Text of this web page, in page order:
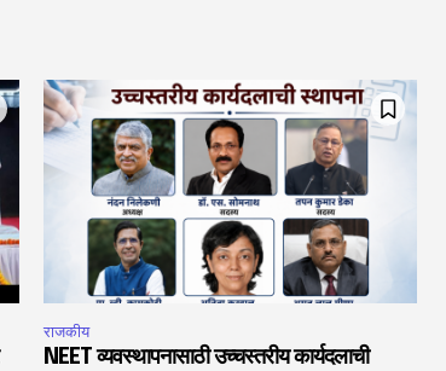
राजकीय
NEET व्यवस्थापनासाठी उच्चस्तरीय कार्यदलाची